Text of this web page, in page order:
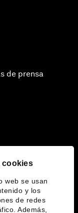
cookies
web se usan
y los
de redes
Además,
de prensa